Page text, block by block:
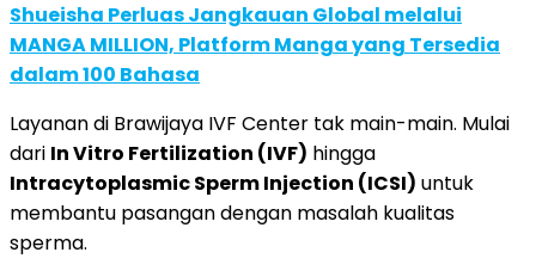
Shueisha Perluas Jangkauan Global melalui
MANGA MILLION, Platform Manga yang Tersedia
dalam 100 Bahasa
Layanan di Brawijaya IVF Center tak main-main. Mulai
dari In Vitro Fertilization (IVF) hingga
Intracytoplasmic Sperm Injection (ICSI) untuk
membantu pasangan dengan masalah kualitas
sperma.